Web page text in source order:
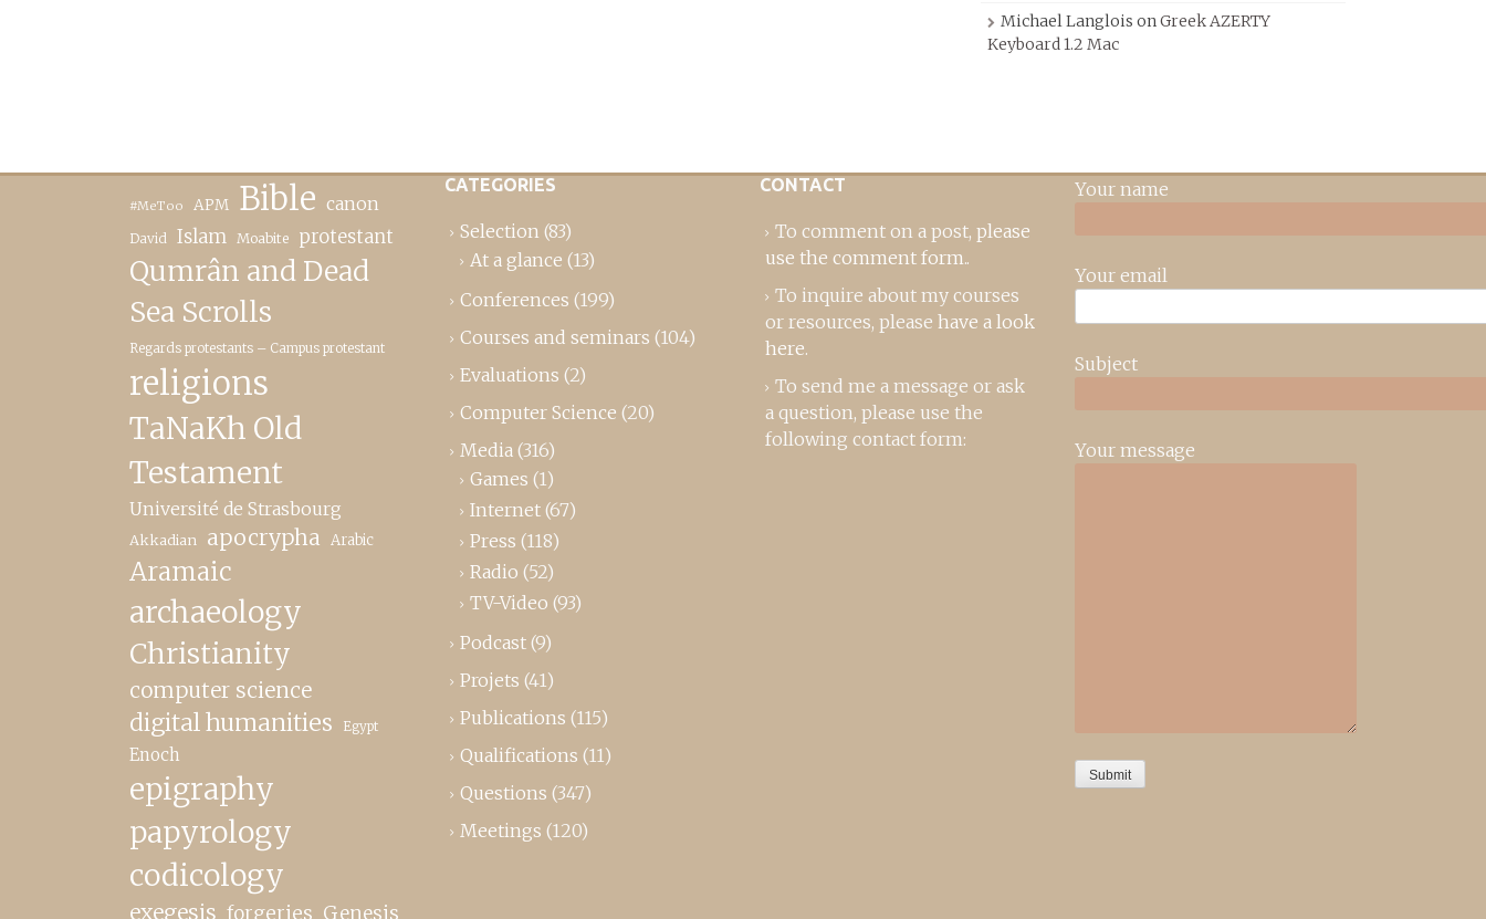
Michael Langlois onGreek AZERTY
Keyboard 1.2 Mac
#MeToo APM Bible canon
David Islam Moabite protestant
Qumrân and Dead
Sea Scrolls
Regards protestants – Campus protestant
religions
TaNaKh Old
Testament
Université de Strasbourg
Akkadian apocrypha Arabic
Aramaic
archaeology
Christianity
computer science
digital humanities Egypt
Enoch
epigraphy
papyrology
codicology
exegesis forgeries Genesis
CATEGORIES
Selection (83)
At a glance (13)
Conferences (199)
Courses and seminars (104)
Evaluations (2)
Computer Science (20)
Media (316)
Games (1)
Internet (67)
Press (118)
Radio (52)
TV-Video (93)
Podcast (9)
Projets (41)
Publications (115)
Qualifications (11)
Questions (347)
Meetings (120)
CONTACT
To comment on a post, please
use the comment form..
To inquire about my courses
or resources, please have a look
here.
To send me a message or ask
a question, please use the
following contact form:
Your name
Your email
Subject
Your message